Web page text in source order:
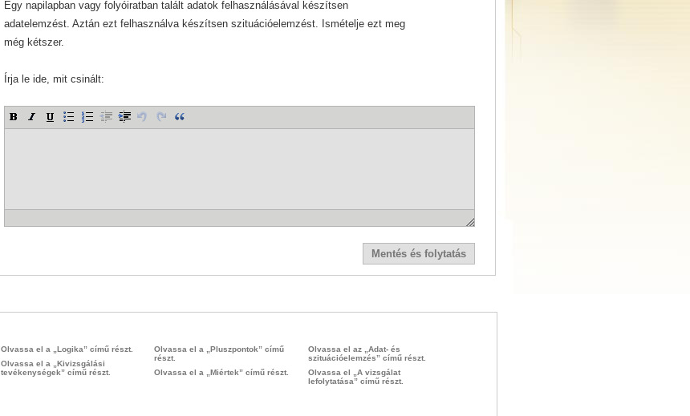
Egy napilapban vagy folyóiratban talált adatok felhasználásával készítsen
adatelemzést. Aztán ezt felhasználva készítsen szituációelemzést. Ismételje ezt meg
még kétszer.
Írja le ide, mit csinált:
Olvassa el a „Logika” című részt.
Olvassa el a „Kivizsgálási
tevékenységek” című részt.
Olvassa el a „Pluszpontok” című
részt.
Olvassa el a „Miértek” című részt.
Olvassa el az „Adat- és
szituációelemzés” című részt.
Olvassa el „A vizsgálat
lefolytatása” című részt.